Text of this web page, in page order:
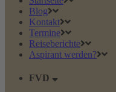
Blog
Kontakt
Termine
Reiseberichte
Aspirant werden?
FVD